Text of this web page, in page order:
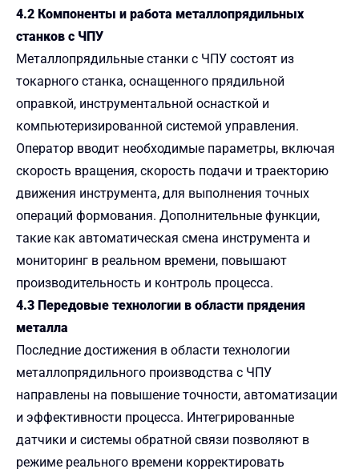
4.2 Компоненты и работа металлопрядильных
станков с ЧПУ
Металлопрядильные станки с ЧПУ состоят из
токарного станка, оснащенного прядильной
оправкой, инструментальной оснасткой и
компьютеризированной системой управления.
Оператор вводит необходимые параметры, включая
скорость вращения, скорость подачи и траекторию
движения инструмента, для выполнения точных
операций формования. Дополнительные функции,
такие как автоматическая смена инструмента и
мониторинг в реальном времени, повышают
производительность и контроль процесса.
4.3 Передовые технологии в области прядения
металла
Последние достижения в области технологии
металлопрядильного производства с ЧПУ
направлены на повышение точности, автоматизации
и эффективности процесса. Интегрированные
датчики и системы обратной связи позволяют в
режиме реального времени корректировать